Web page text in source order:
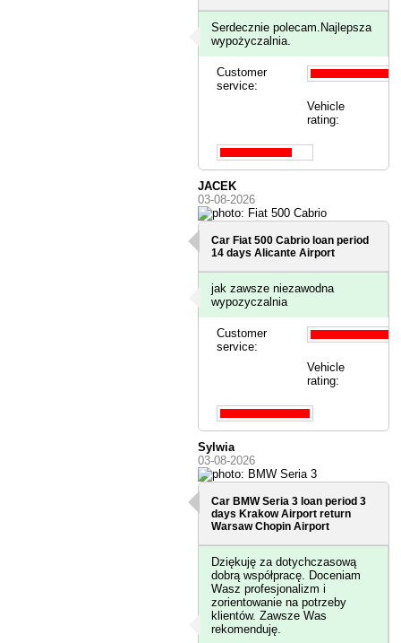
Serdecznie polecam.Najlepsza
wypożyczalnia.
Customer
service:
Vehicle
rating:
JACEK
03-08-2026
Car Fiat 500 Cabrio loan period
14 daysAlicante Airport
jak zawsze niezawodna
wypozyczalnia
Customer
service:
Vehicle
rating:
Sylwia
03-08-2026
Car BMW Seria 3 loan period 3
days Krakow Airport return
Warsaw Chopin Airport
Dziękuję za dotychczasową
dobrą współpracę. Doceniam
Wasz profesjonalizm i
zorientowanie na potrzeby
klientów. Zawsze Was
rekomenduję.